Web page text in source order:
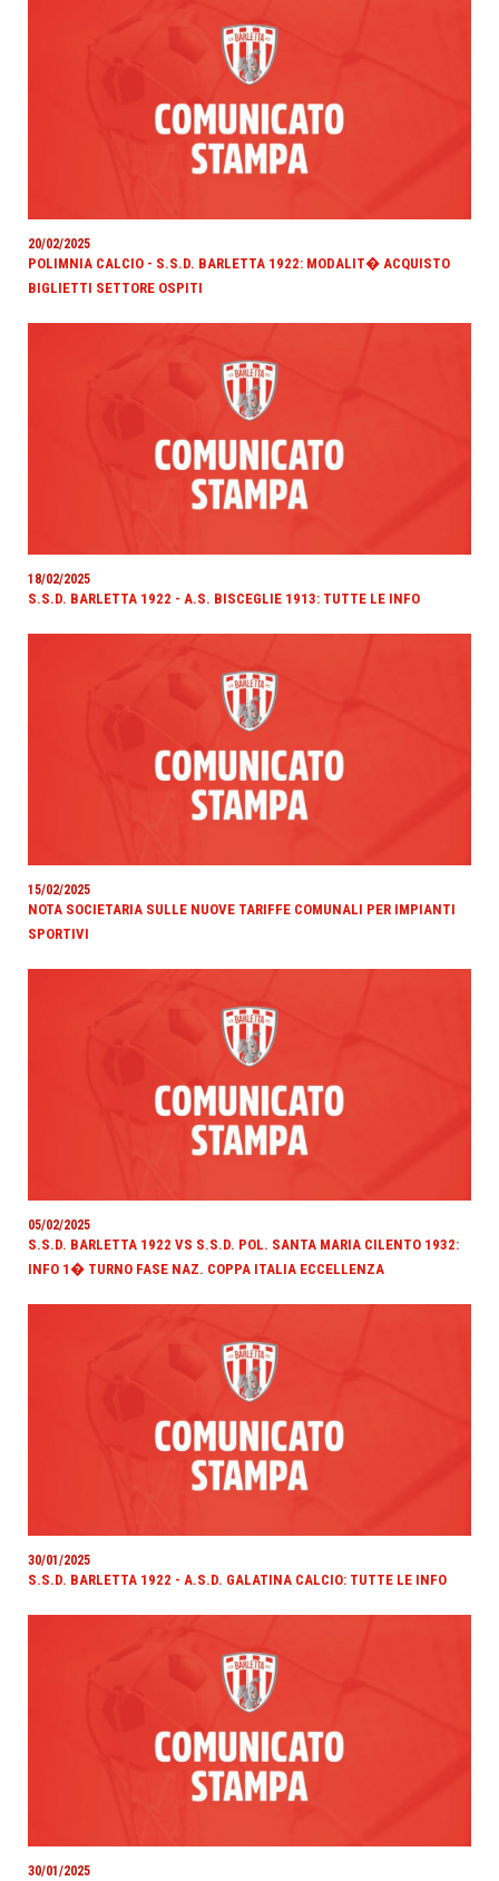
20/02/2025
POLIMNIA CALCIO - S.S.D. BARLETTA 1922: MODALIT� ACQUISTO
BIGLIETTI SETTORE OSPITI
18/02/2025
S.S.D. BARLETTA 1922 - A.S. BISCEGLIE 1913: TUTTE LE INFO
15/02/2025
NOTA SOCIETARIA SULLE NUOVE TARIFFE COMUNALI PER IMPIANTI
SPORTIVI
05/02/2025
S.S.D. BARLETTA 1922 VS S.S.D. POL. SANTA MARIA CILENTO 1932:
INFO 1� TURNO FASE NAZ. COPPA ITALIA ECCELLENZA
30/01/2025
S.S.D. BARLETTA 1922 - A.S.D. GALATINA CALCIO: TUTTE LE INFO
30/01/2025